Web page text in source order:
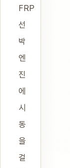
FRP
선
박
엔
진
에
시
동
을
걸